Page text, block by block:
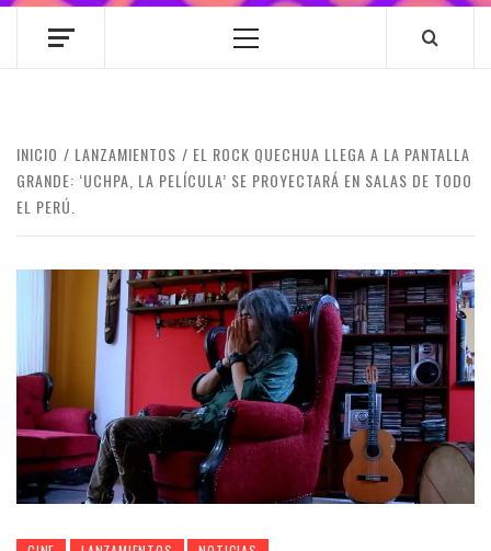
Menú
INICIO LANZAMIENTOS
EL ROCK QUECHUA LLEGA A LA PANTALLA
GRANDE: ‘UCHPA, LA PELÍCULA’ SE PROYECTARÁ EN SALAS DE TODO
EL PERÚ.